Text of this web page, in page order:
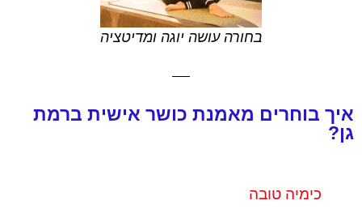
בחורה עושה יוגה ומדיטציה
איך בוחרים מאמנת כושר אישית ברמת
גן?
כימיה טובה